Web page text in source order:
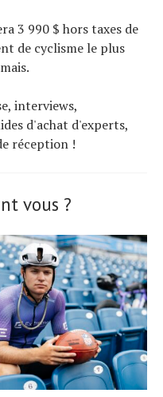
3 990 $ hors taxes de
de cyclisme le plus
interviews,
d'achat d'experts,
réception !
vous ?